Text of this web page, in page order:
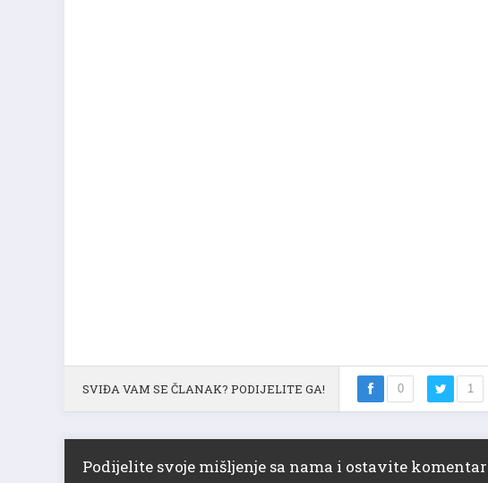
SVIĐA VAM SE ČLANAK? PODIJELITE GA! 0 1
Podijelite svoje mišljenje sa nama i ostavite komentar